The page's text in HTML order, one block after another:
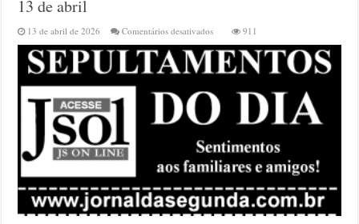
13 de abril
13 de abril de 2026 Comentários desativadosem
–
Dois
sepultamentos
Assis
neste
dia
de
abril
911